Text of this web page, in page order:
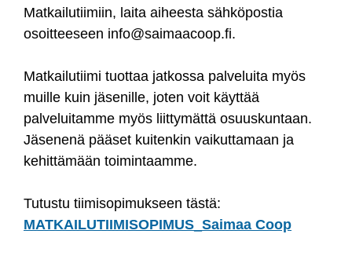
Matkailutiimiin, laita aiheesta sähköpostia
osoitteeseen info@saimaacoop.fi.
Matkailutiimi tuottaa jatkossa palveluita myös
muille kuin jäsenille, joten voit käyttää
palveluitamme myös liittymättä osuuskuntaan.
Jäsenenä pääset kuitenkin vaikuttamaan ja
kehittämään toimintaamme.
Tutustu tiimisopimukseen tästä:
MATKAILUTIIMISOPIMUS_Saimaa Coop